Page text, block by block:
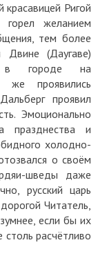
Ригой
горел желанием
тем более
(Даугаве)
в городе на
же проявились
проявил
Эмоционально
празднества и
холодно-
о своём
шведы даже
русский царь
Читатель,
если бы их
столь расчётливо